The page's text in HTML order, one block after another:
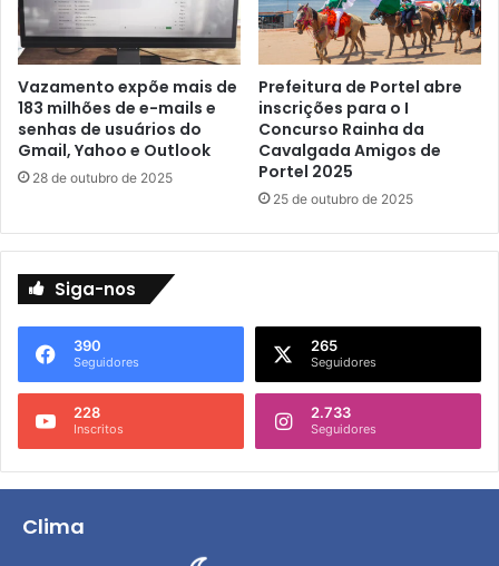
a
l
e
c
e
r
a
d
u
c
ç
n
g
ã
i
c
a
u
s
o
p
o
í
t
i
c
o
r
ã
p
Vazamento expõe mais de
183 milhões de e-mails e
senhas de usuários do
Gmail, Yahoo e Outlook
28 de outubro de 2025
Prefeitura de Portel abre
inscrições para o I
Concurso Rainha da
Cavalgada Amigos de
Portel 2025
25 de outubro de 2025
Siga-nos
390
Seguidores
265
Seguidores
228
Inscritos
2.733
Seguidores
Clima